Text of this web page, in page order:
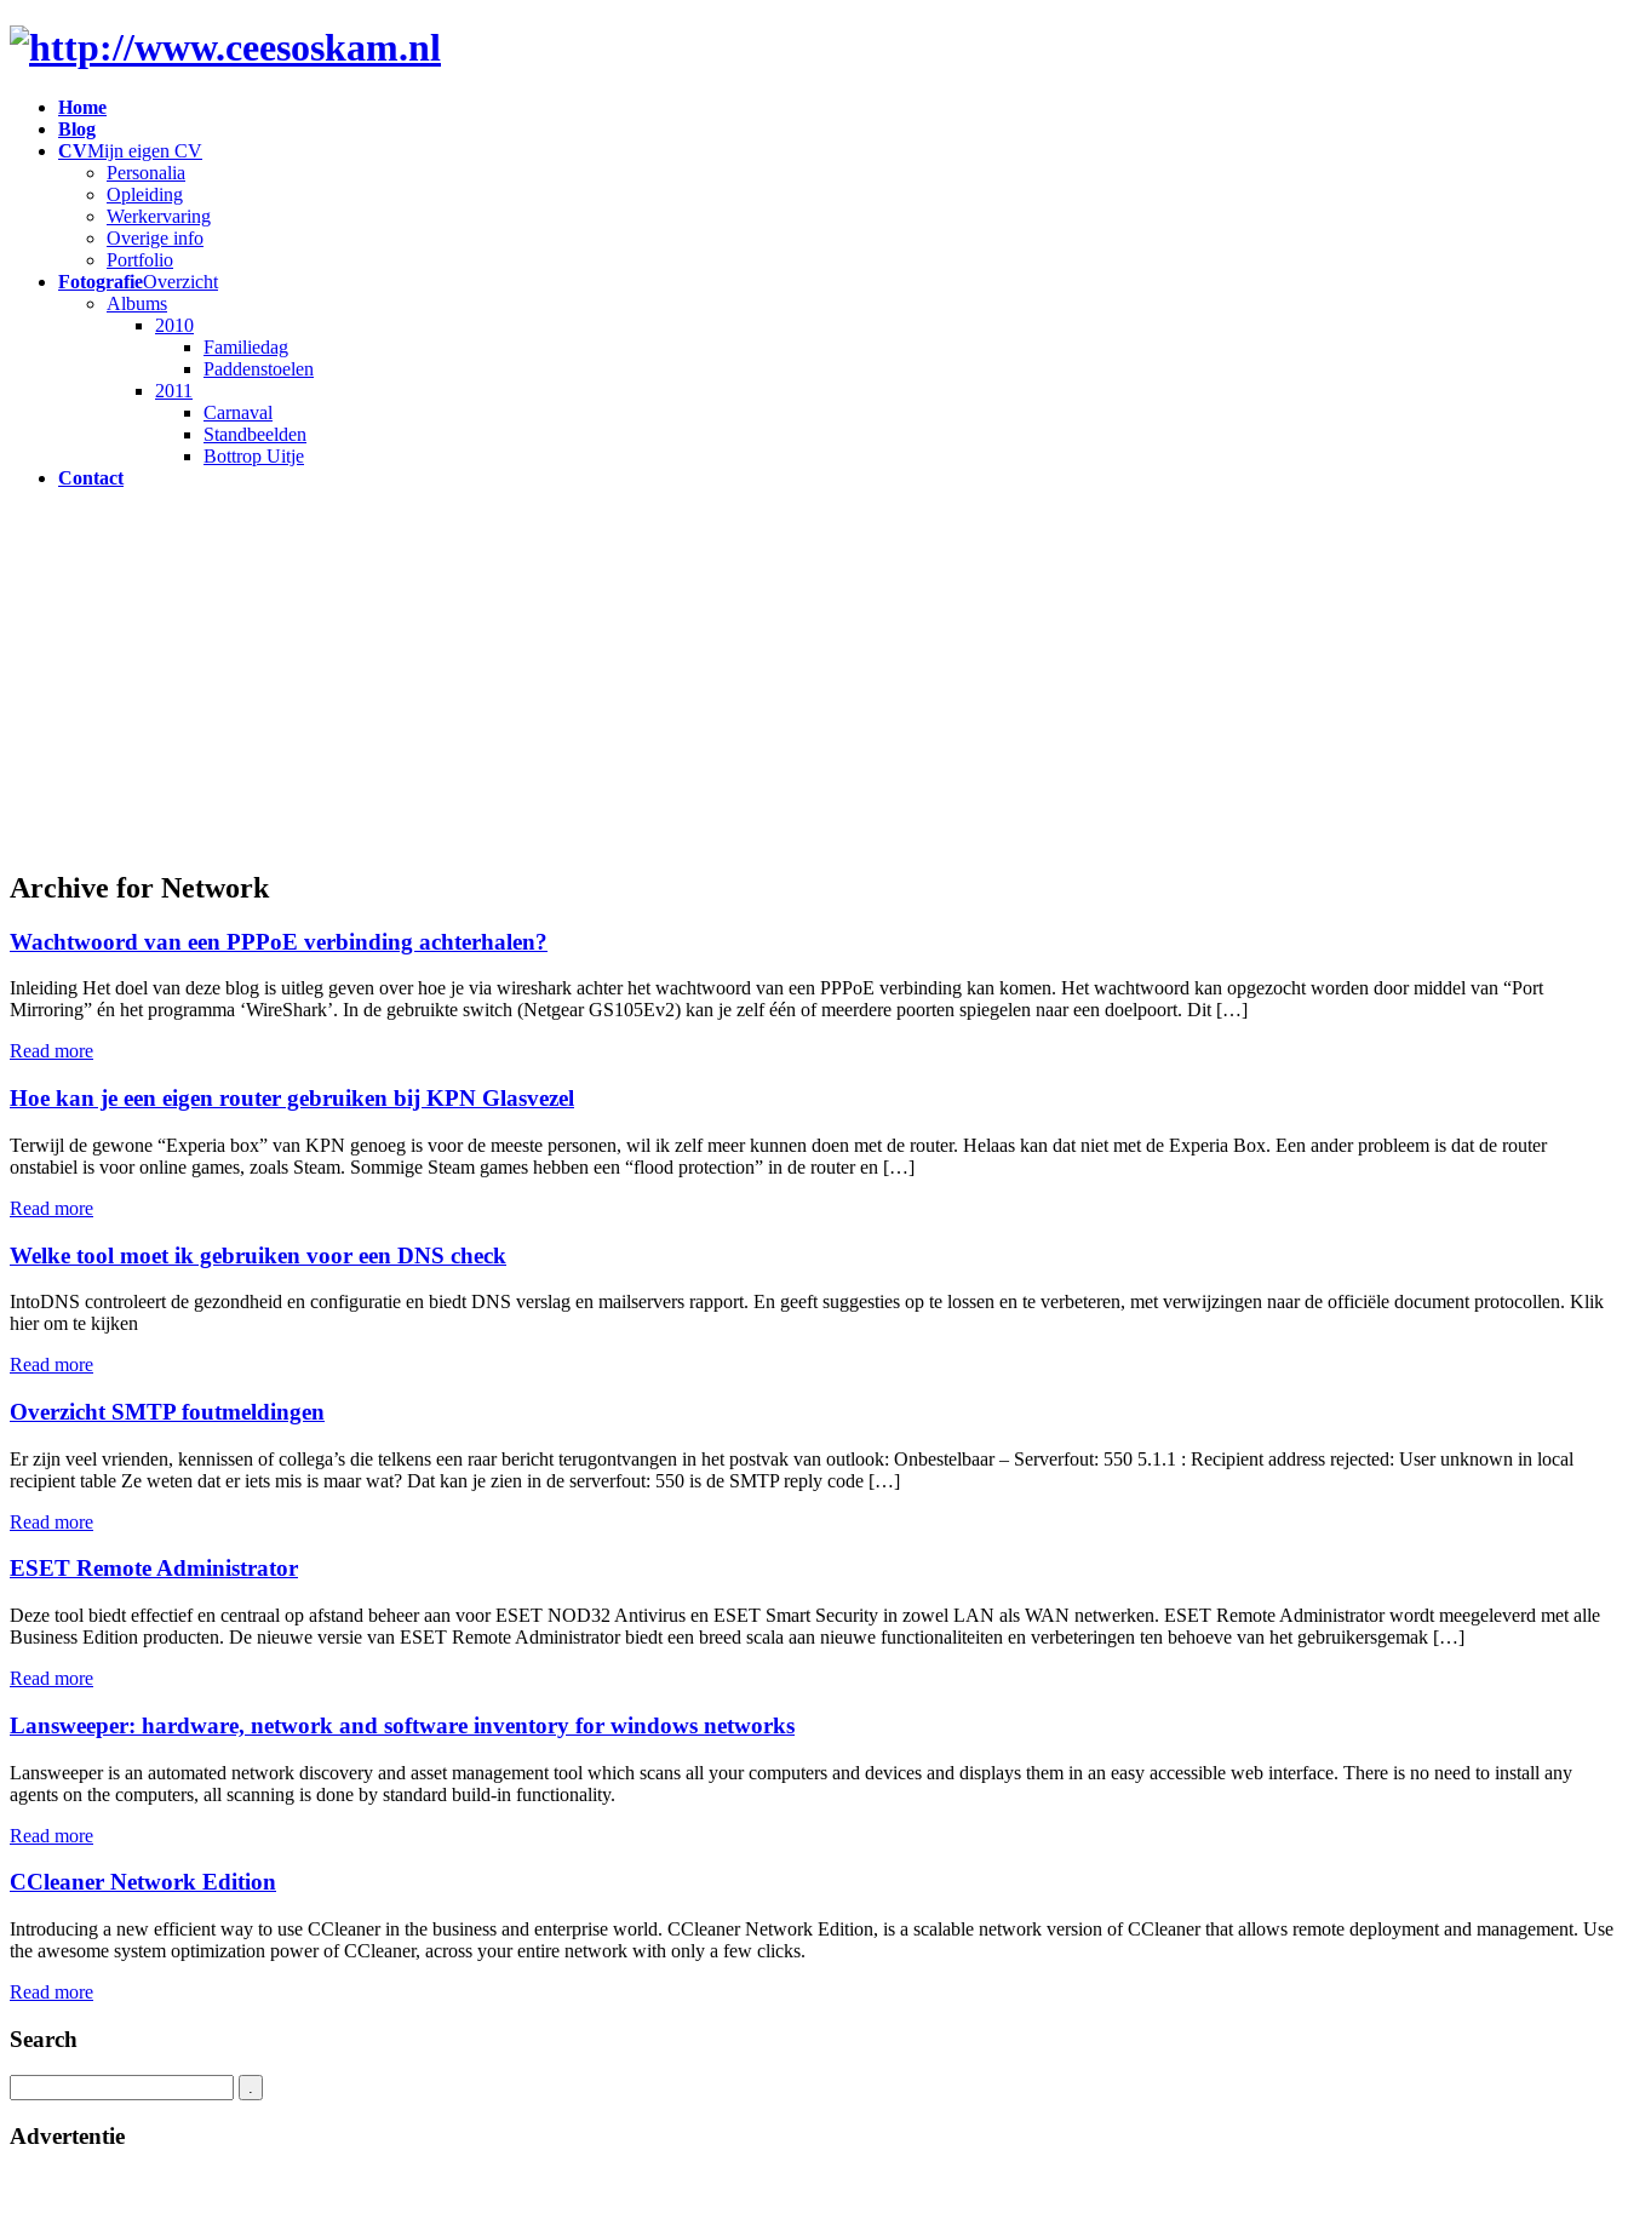
Home
Blog
CVMijn eigen CV
Personalia
Opleiding
Werkervaring
Overige info
Portfolio
FotografieOverzicht
Albums
2010
Familiedag
Paddenstoelen
2011
Carnaval
Standbeelden
Bottrop Uitje
Contact
Archive for Network
Wachtwoord van een PPPoE verbinding achterhalen?
Inleiding Het doel van deze blog is uitleg geven over hoe je via wireshark achter het wachtwoord van een PPPoE verbinding kan komen. Het wachtwoord kan opgezocht worden door middel van “Port
Mirroring” én het programma ‘WireShark’. In de gebruikte switch (Netgear GS105Ev2) kan je zelf één of meerdere poorten spiegelen naar een doelpoort. Dit […]
Read more
Hoe kan je een eigen router gebruiken bij KPN Glasvezel
Terwijl de gewone “Experia box” van KPN genoeg is voor de meeste personen, wil ik zelf meer kunnen doen met de router. Helaas kan dat niet met de Experia Box. Een ander probleem is dat de router
onstabiel is voor online games, zoals Steam. Sommige Steam games hebben een “flood protection” in de router en […]
Read more
Welke tool moet ik gebruiken voor een DNS check
IntoDNS controleert de gezondheid en configuratie en biedt DNS verslag en mailservers rapport. En geeft suggesties op te lossen en te verbeteren, met verwijzingen naar de officiële document protocollen. Klik
hier om te kijken
Read more
Overzicht SMTP foutmeldingen
Er zijn veel vrienden, kennissen of collega’s die telkens een raar bericht terugontvangen in het postvak van outlook: Onbestelbaar – Serverfout: 550 5.1.1 : Recipient address rejected: User unknown in local
recipient table Ze weten dat er iets mis is maar wat? Dat kan je zien in de serverfout: 550 is de SMTP reply code […]
Read more
ESET Remote Administrator
Deze tool biedt effectief en centraal op afstand beheer aan voor ESET NOD32 Antivirus en ESET Smart Security in zowel LAN als WAN netwerken. ESET Remote Administrator wordt meegeleverd met alle
Business Edition producten. De nieuwe versie van ESET Remote Administrator biedt een breed scala aan nieuwe functionaliteiten en verbeteringen ten behoeve van het gebruikersgemak […]
Read more
Lansweeper: hardware, network and software inventory for windows networks
Lansweeper is an automated network discovery and asset management tool which scans all your computers and devices and displays them in an easy accessible web interface. There is no need to install any
agents on the computers, all scanning is done by standard build-in functionality.
Read more
CCleaner Network Edition
Introducing a new efficient way to use CCleaner in the business and enterprise world. CCleaner Network Edition, is a scalable network version of CCleaner that allows remote deployment and management. Use
the awesome system optimization power of CCleaner, across your entire network with only a few clicks.
Read more
Search
Advertentie